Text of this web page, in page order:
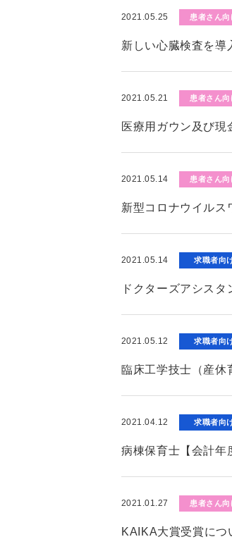
2021.05.25 患者さん向
新しい心臓検査を
2021.05.21 患者さん向
医療用ガウン及び現
2021.05.14 患者さん向
新型コロナウイルス
2021.05.14 求職者向
ドクターズアシス
2021.05.12 求職者向
臨床工学技士（産休
2021.04.12 求職者向
病棟保育士【会計
2021.01.27 患者さん向
KAIKA大賞受賞につ